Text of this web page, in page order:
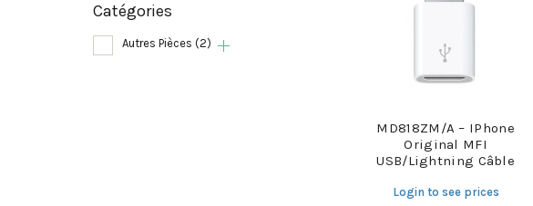
MD818ZM/A – IPhone
Original MFI
USB/Lightning Câble
Login to see prices
Catégories
Autres Pièces (2)